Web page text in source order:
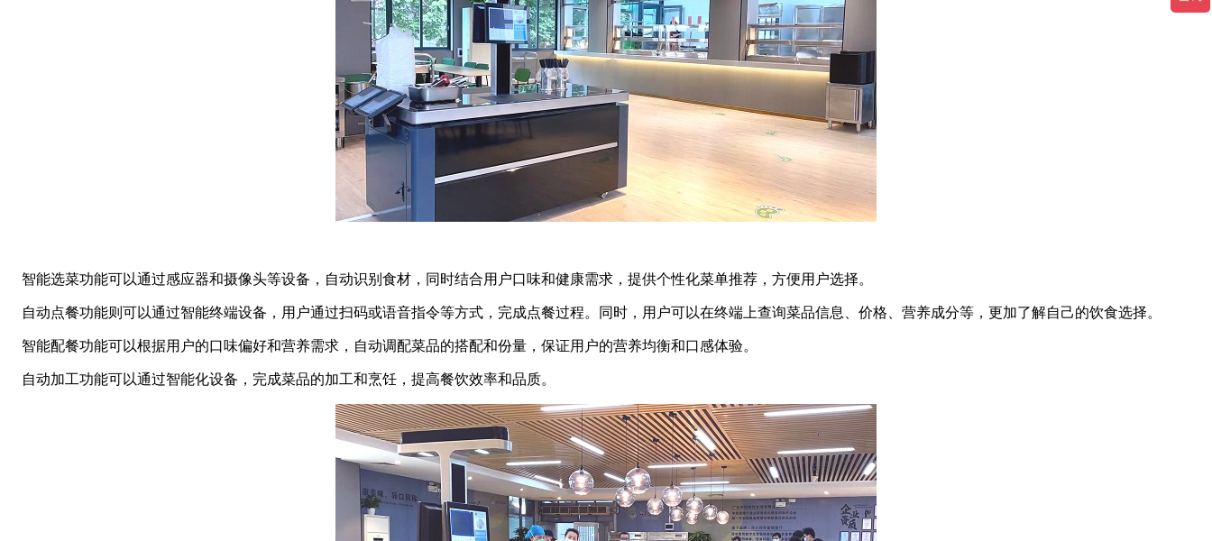
智能选菜功能可以通过感应器和摄像头等设备，自动识别食材，同时结合用户口味和健康需求，提供个性化菜单推荐，方便用户选择。
自动点餐功能则可以通过智能终端设备，用户通过扫码或语音指令等方式，完成点餐过程。同时，用户可以在终端上查询菜品信息、价格、营养成分等，更加了解自己的饮食选择。
智能配餐功能可以根据用户的口味偏好和营养需求，自动调配菜品的搭配和份量，保证用户的营养均衡和口感体验。
自动加工功能可以通过智能化设备，完成菜品的加工和烹饪，提高餐饮效率和品质。